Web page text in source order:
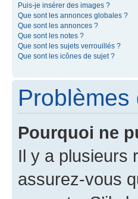
Puis-je insérer des images ?
Que sont les annonces globales ?
Que sont les annonces ?
Que sont les notes ?
Que sont les sujets verrouillés ?
Que sont les icônes de sujet ?
Problèmes
Pourquoi ne
Il y a plusieurs
assurez-vous